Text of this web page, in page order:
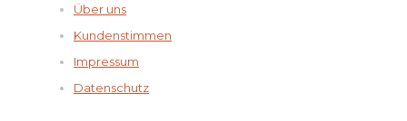
Über uns
Kundenstimmen
Impressum
Datenschutz